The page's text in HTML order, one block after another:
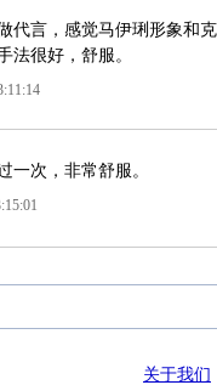
代言，感觉马伊琍形象和
法很好，舒服。
一次，非常舒服。
关于我们